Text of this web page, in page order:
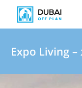
Expo Living